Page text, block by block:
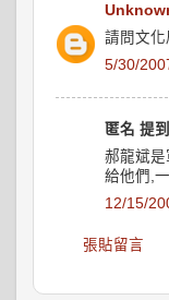
請問文化
5/30/
匿名 提
郝龍斌
給他們,
12/15/
張貼留言